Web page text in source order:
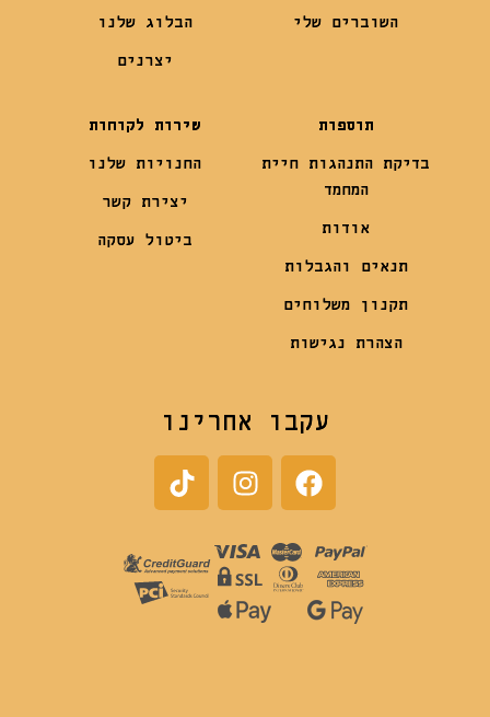
השוברים שלי הבלוג שלנו
יצרנים
תוספות
בדיקת התנהגות חיית
המחמד
אודות
תנאים והגבלות
תקנון משלוחים
הצהרת נגישות
שירות לקוחות
החנויות שלנו
יצירת קשר
ביטול עסקה
עקבו אחרינו